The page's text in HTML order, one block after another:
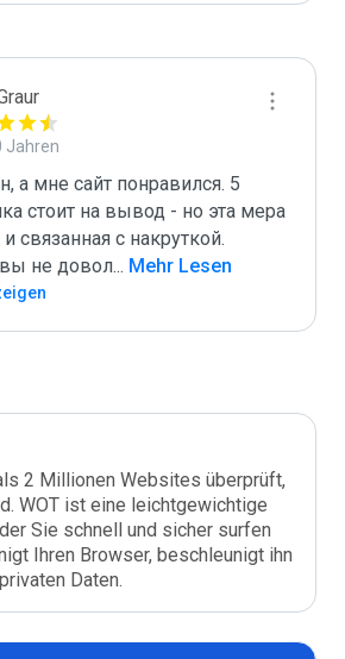
Jahren
а мне сайт понравился. 5
стоит на вывод - но эта мера
связанная с накруткой.
не довол... Mehr Lesen
2 Millionen Websites überprüft,
WOT ist eine leichtgewichtige
Sie schnell und sicher surfen
Ihren Browser, beschleunigt ihn
Daten.